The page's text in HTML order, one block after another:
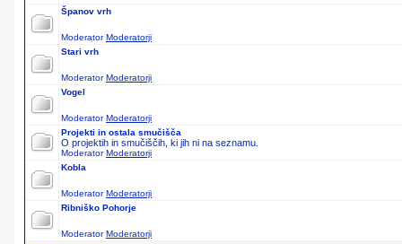
Španov vrh
ModeratorModeratorji
Stari vrh
ModeratorModeratorji
Vogel
ModeratorModeratorji
Projekti in ostala smučišča
O projektih in smučiščih, ki jih ni na seznamu.
ModeratorModeratorji
Kobla
ModeratorModeratorji
Ribniško Pohorje
ModeratorModeratorji